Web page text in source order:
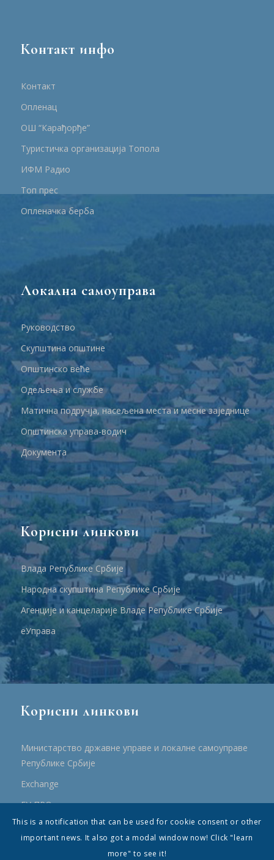
Контакт инфо
Контакт
Опленац
ОШ “Карађорђе”
Туристичка организација Топола
ИФМ Радио
Топ прес
Опленачка берба
Локална самоуправа
Руководство
Скупштина општине
Општинско веће
Одељења и службе
Матична подручја, насељена места и месне заједнице
Општинска управа-водич
Документа
Корисни линкови
Влада Републике Србије
Народна скупштина Републике Србије
Агенције и канцеларије Владе Републике Србије
еУправа
Корисни линкови
Министарство државне управе и локалне самоуправе
Републике Србије
Еxchange
ЕУ ПРО
ПРРР
This is a notification that can be used for cookie consent or other
important news. It also got a modal window now! Click "learn
more" to see it!